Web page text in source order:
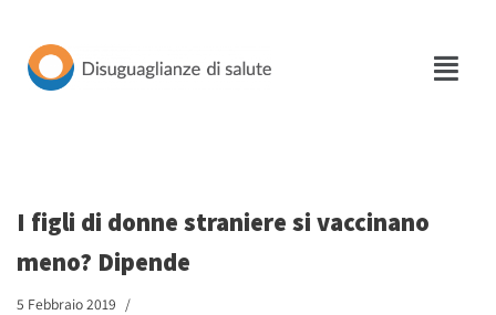
Vai
I figli di donne straniere si vaccinano
meno? Dipende
5 Febbraio 2019